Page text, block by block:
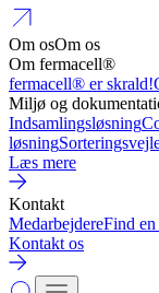
Om osOm os
Om fermacell®
fermacell® er skrald!
Miljø og
Indsamlingsløsning
løsning
Læs mere
Kontakt
MedarbejdereFind
Kontakt os